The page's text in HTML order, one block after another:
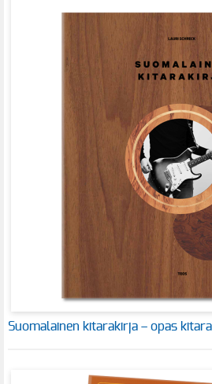
Suomalainen kitarakirja – opas